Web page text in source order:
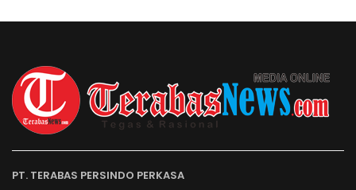
PT. TERABAS PERSINDO PERKASA